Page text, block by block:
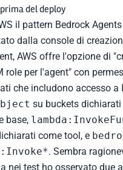
del deploy
il pattern Bedrock Agents
dalla console di
AWS offre l'opzione di
role per l'agent" con
che includono accesso a
su buckets dichiarati
base,
come tool, e
. Sembra
nei test ho osservato due